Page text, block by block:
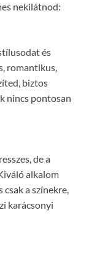
nekilátnod:
és
romantikus,
biztos
nincs pontosan
de a
alkalom
csak a színekre,
karácsonyi